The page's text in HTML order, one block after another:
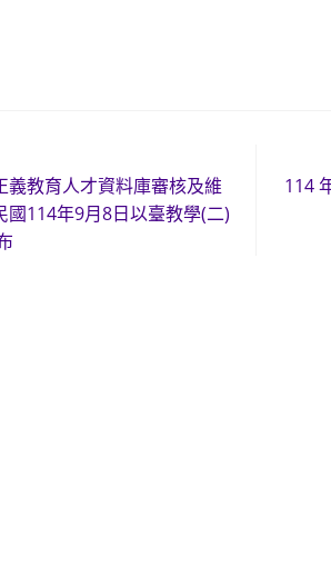
義教育人才資料庫審核及維
114年9月8日以臺教學(二)
114